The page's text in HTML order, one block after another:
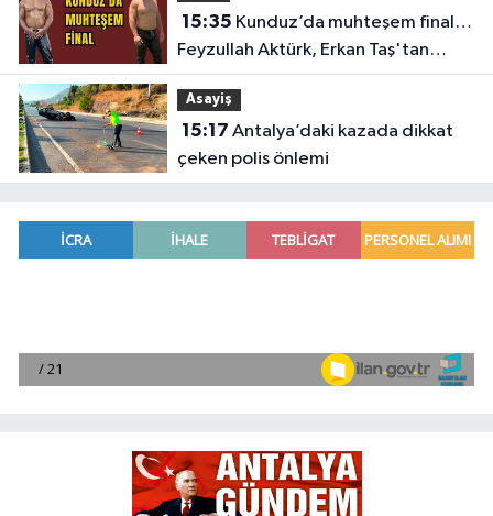
15:35
Feyzullah Aktürk, Erkan Taş'tan
Kırkpınar'ın rövanşını aldı
Asayiş
15:17
çeken polis önlemi